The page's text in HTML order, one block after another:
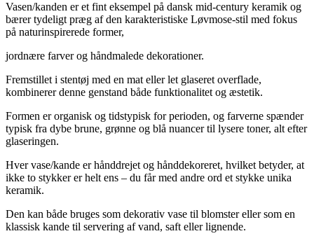
Vasen/kanden er et fint eksempel på dansk mid-century keramik og
bærer tydeligt præg af den karakteristiske Løvmose-stil med fokus
på naturinspirerede former,
jordnære farver og håndmalede dekorationer.
Fremstillet i stentøj med en mat eller let glaseret overflade,
kombinerer denne genstand både funktionalitet og æstetik.
Formen er organisk og tidstypisk for perioden, og farverne spænder
typisk fra dybe brune, grønne og blå nuancer til lysere toner, alt efter
glaseringen.
Hver vase/kande er hånddrejet og hånddekoreret, hvilket betyder, at
ikke to stykker er helt ens – du får med andre ord et stykke unika
keramik.
Den kan både bruges som dekorativ vase til blomster eller som en
klassisk kande til servering af vand, saft eller lignende.